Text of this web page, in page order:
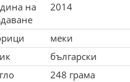
на
2014
меки
български
248 грама